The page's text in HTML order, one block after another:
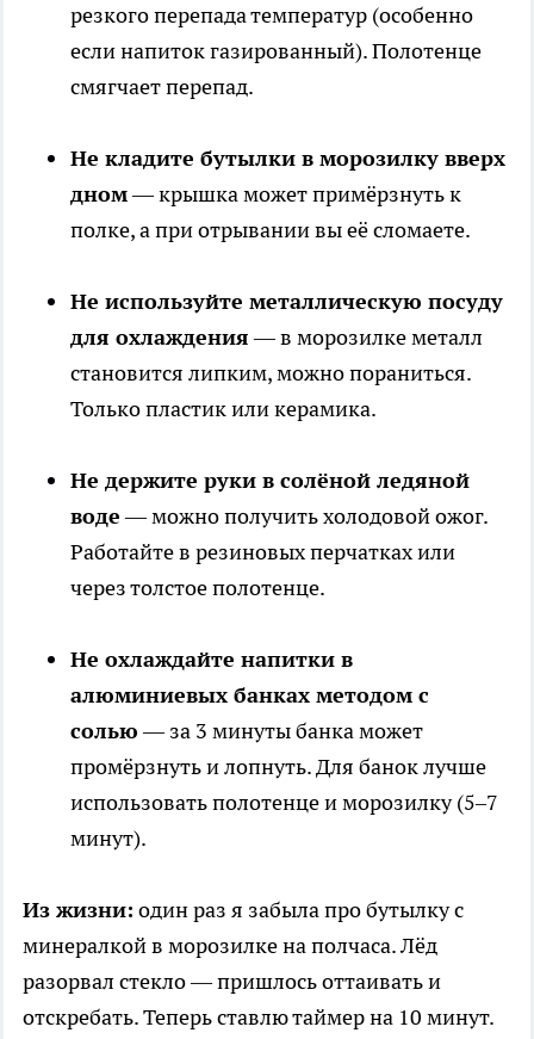
резкого перепада температур (особенно
если напиток газированный). Полотенце
смягчает перепад.
Не кладите бутылки в морозилку вверх
дном— крышка может примёрзнуть к
полке, а при отрывании вы её сломаете.
Не используйте металлическую посуду
для охлаждения— в морозилке металл
становится липким, можно пораниться.
Только пластик или керамика.
Не держите руки в солёной ледяной
воде— можно получить холодовой ожог.
Работайте в резиновых перчатках или
через толстое полотенце.
Не охлаждайте напитки в
алюминиевых банках методом с
солью— за 3 минуты банка может
промёрзнуть и лопнуть. Для банок лучше
использовать полотенце и морозилку (5–7
минут).
Из жизни: один раз я забыла про бутылку с
минералкой в морозилке на полчаса. Лёд
разорвал стекло — пришлось оттаивать и
отскребать. Теперь ставлю таймер на 10 минут.